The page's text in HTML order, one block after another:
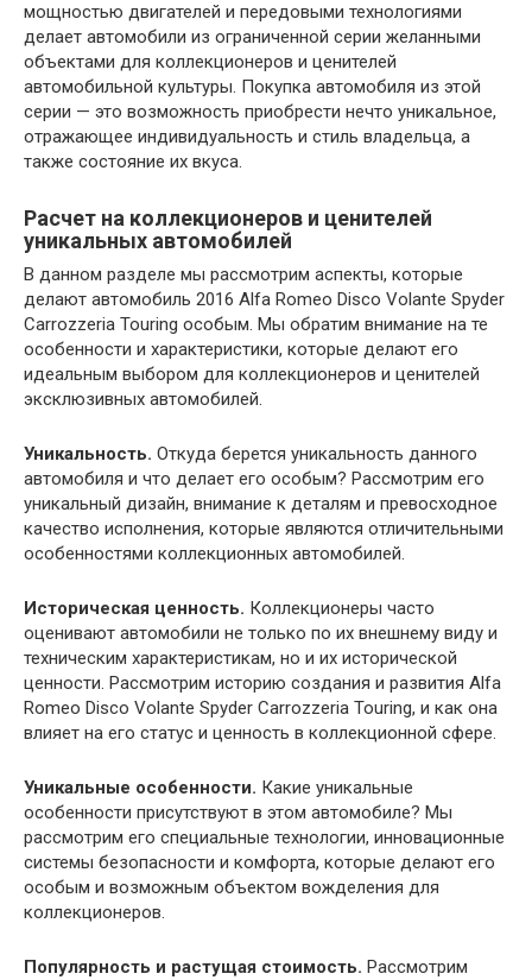
мощностью двигателей и передовыми технологиями
делает автомобили из ограниченной серии желанными
объектами для коллекционеров и ценителей
автомобильной культуры. Покупка автомобиля из этой
серии — это возможность приобрести нечто уникальное,
отражающее индивидуальность и стиль владельца, а
также состояние их вкуса.
Расчет на коллекционеров и ценителей
уникальных автомобилей
В данном разделе мы рассмотрим аспекты, которые
делают автомобиль 2016 Alfa Romeo Disco Volante Spyder
Carrozzeria Touring особым. Мы обратим внимание на те
особенности и характеристики, которые делают его
идеальным выбором для коллекционеров и ценителей
эксклюзивных автомобилей.
Уникальность. Откуда берется уникальность данного
автомобиля и что делает его особым? Рассмотрим его
уникальный дизайн, внимание к деталям и превосходное
качество исполнения, которые являются отличительными
особенностями коллекционных автомобилей.
Историческая ценность. Коллекционеры часто
оценивают автомобили не только по их внешнему виду и
техническим характеристикам, но и их исторической
ценности. Рассмотрим историю создания и развития Alfa
Romeo Disco Volante Spyder Carrozzeria Touring, и как она
влияет на его статус и ценность в коллекционной сфере.
Уникальные особенности. Какие уникальные
особенности присутствуют в этом автомобиле? Мы
рассмотрим его специальные технологии, инновационные
системы безопасности и комфорта, которые делают его
особым и возможным объектом вожделения для
коллекционеров.
Популярность и растущая стоимость. Рассмотрим